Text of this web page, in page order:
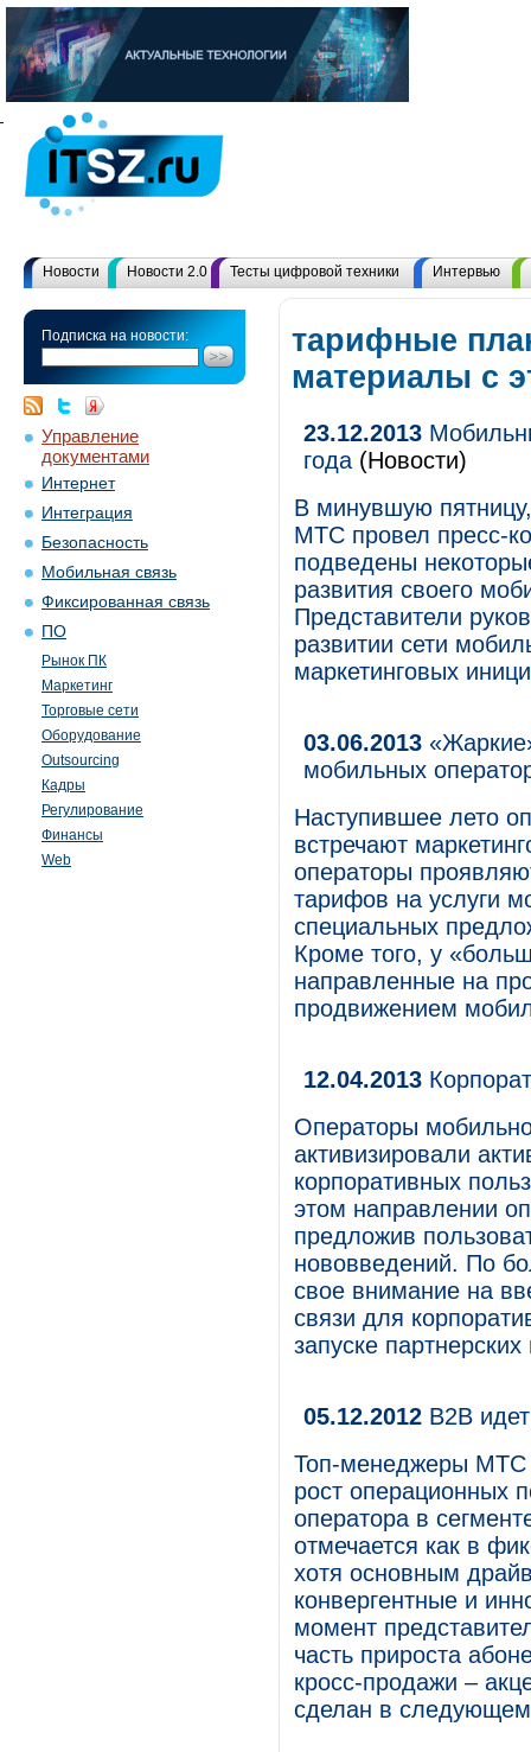
Новости Новости 2.0 Тесты цифровой техники Интервью
Подписка на новости:
Управление
документами
Интернет
Интеграция
Безопасность
Мобильная связь
Фиксированная связь
ПО
Рынок ПК
Маркетинг
Торговые сети
Оборудование
Outsourcing
Кадры
Регулирование
Финансы
Web
тарифные
материалы с
23.12.2013
года (Новости)
В минувшую
МТС провел пресс-
подведены
развития своего
Представители
развитии сети
маркетинговых
03.06.2013
мобильных
Наступившее лето
встречают
операторы
тарифов на услуги
специальных
Кроме того, у
направленные на
продвижением
12.04.2013
Операторы
активизировали
корпоративных
этом направлении
предложив
нововведений. По
свое внимание на
связи для
запуске
05.12.2012 B2B
Топ-менеджеры МТС
рост операционных
оператора в
отмечается как в
хотя основным
конвергентные и
момент
часть прироста
кросс-продажи –
сделан в следующем